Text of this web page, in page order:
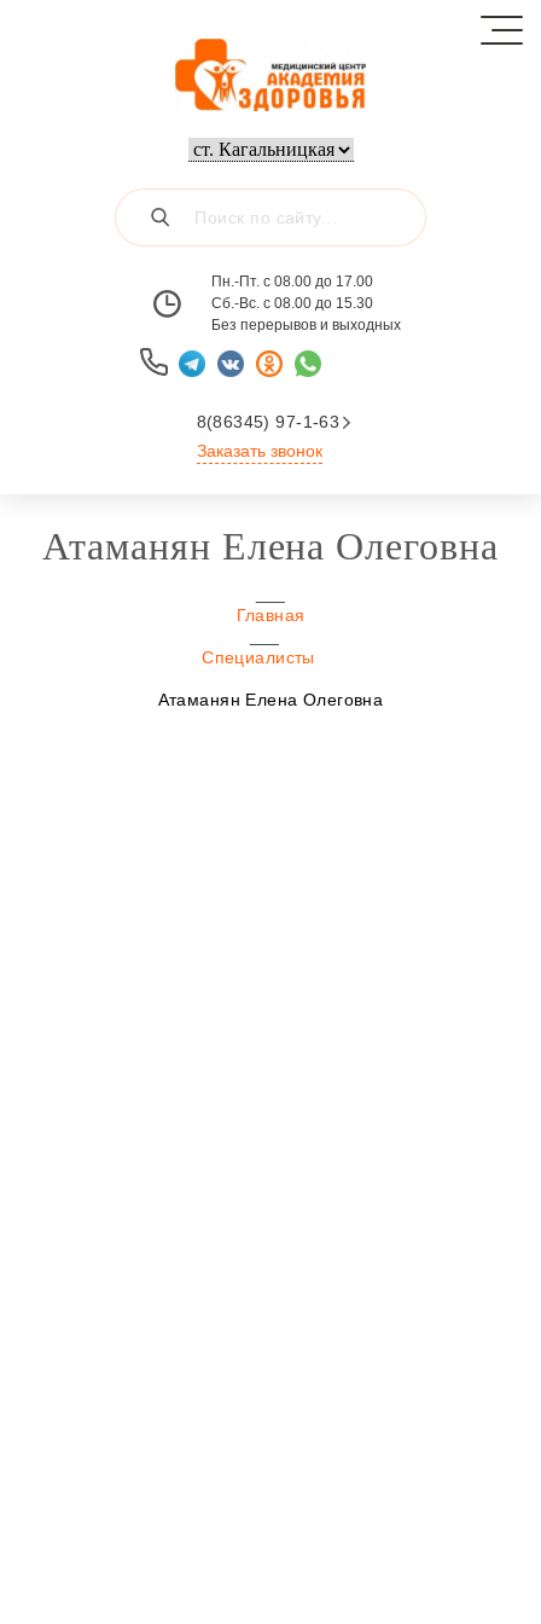
Пн.-Пт. с 08.00 до 17.00
Сб.-Вс. с 08.00 до 15.30
Без перерывов и выходных
8(86345) 97-1-63
Заказать звонок
Атаманян Елена Олеговна
Главная
Специалисты
Атаманян Елена Олеговна